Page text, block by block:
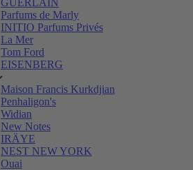
GUERLAIN
Parfums de Marly
INITIO Parfums Privés
La Mer
Tom Ford
EISENBERG
Maison Francis Kurkdjian
Penhaligon's
Widian
New Notes
IRÄYE
NEST NEW YORK
Ouai